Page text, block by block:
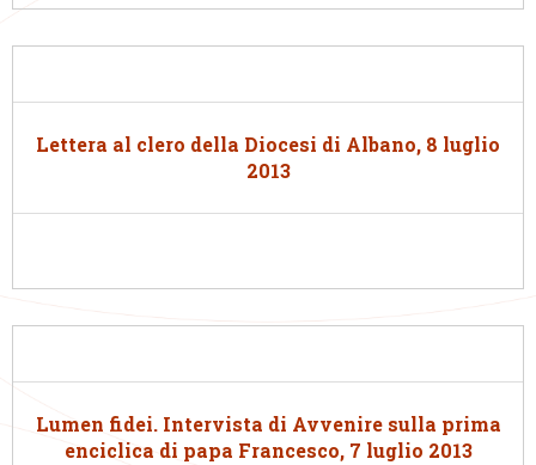
Lettera al clero della Diocesi di Albano, 8 luglio
2013
Lumen fidei. Intervista di Avvenire sulla prima
enciclica di papa Francesco, 7 luglio 2013